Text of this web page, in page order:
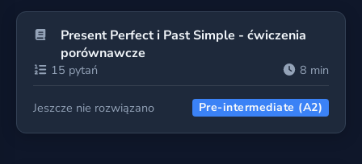
Present Perfect i Past Simple - ćwiczenia
porównawcze
15 pytań 8 min
Jeszcze nie rozwiązano Pre-intermediate (A2)